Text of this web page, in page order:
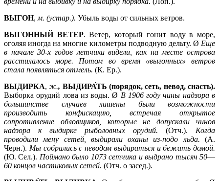
ВЫГОН, м. (устар.). Убыль воды от сильных ветров.
ВЫГОННЫЙ ВЕТЕР. Ветер, который гонит воду в море,
оголяя иногда на многие километры подводную дельту. Ø Еще
в начале 30-х годов летчики видели, как на месте острова
расстилалось море. Потом во время «выгонных» ветров
стала появляться отмель. (К. Ер.).
ВЫДИРКА,ж., ВЫДИРА́ТЬ (порядок, сеть, невод, снасть).
Выборка орудий лова из воды. Ø В 1906 году чины надзора в
большинстве случаев лишены были возможности
производить конфискацию, встречая открытое
сопротивление обловщиков, которые не допускали чинов
надзора к выдирке рыболовных орудий. (Отч.). Когда
проводили мену сетей, выдирали оханы из-подо льда. (А.
Черн.). Мы собрались с неводом выдираться и бежать домой.
(Ю. Сел.). Поймано было 1073 сетчика и выдрано тысяч 50—
60 концов частиковых сетей. (Отч. о засед.).